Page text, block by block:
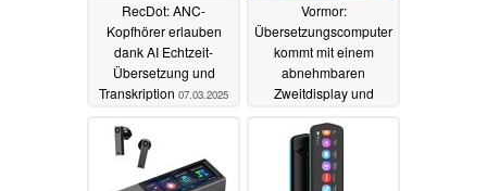
RecDot: ANC-
Kopfhörer erlauben
dank AI Echtzeit-
Übersetzung und
Transkription 07.03.2025
Vormor:
Übersetzungscomputer
kommt mit einem
abnehmbaren
Zweitdisplay und
Übersetzung